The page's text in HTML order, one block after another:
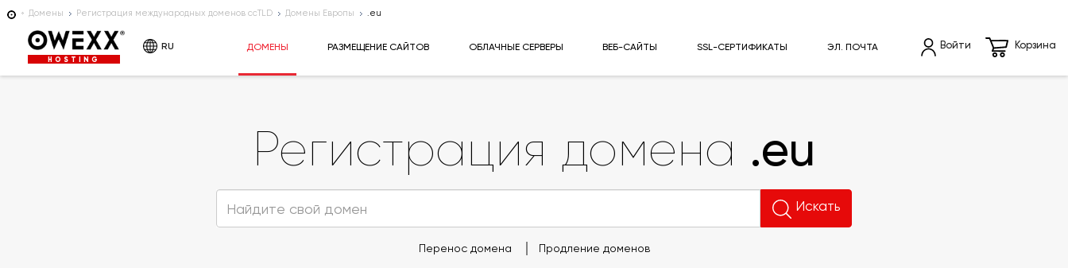
Домены Регистрация международных доменов ccTLD Домены Европы .eu
HOSTING
RU ДОМЕНЫ РАЗМЕЩЕНИЕ САЙТОВ ОБЛАЧНЫЕ СЕРВЕРЫ ВЕБ-САЙТЫ SSL-СЕРТИФИКАТЫ ЭЛ. ПОЧТА Войти Корзина
Регистрация домена .eu
Искать
Перенос домена Продление доменов